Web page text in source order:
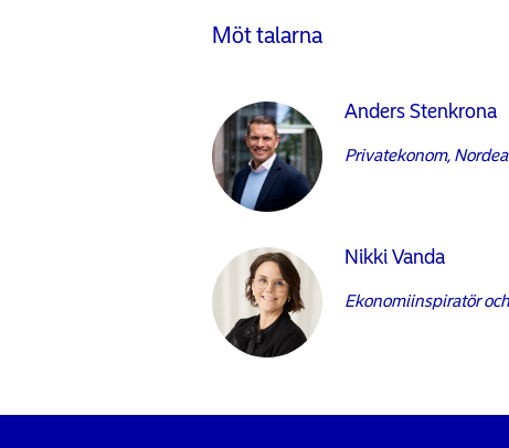
Möt talarna
Anders Stenkrona
Privatekonom, Nordea
Nikki Vanda
Ekonomiinspiratör